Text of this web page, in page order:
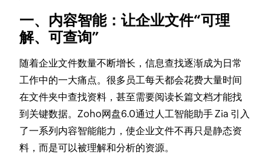
一、内容智能：让企业文件“可理
解、可查询”
随着企业文件数量不断增长，信息查找逐渐成为日常
工作中的一大痛点。很多员工每天都会花费大量时间
在文件夹中查找资料，甚至需要阅读长篇文档才能找
到关键数据。Zoho网盘6.0通过人工智能助手 Zia 引入
了一系列内容智能能力，使企业文件不再只是静态资
料，而是可以被理解和分析的资源。